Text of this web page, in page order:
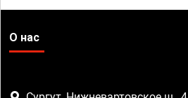
О нас